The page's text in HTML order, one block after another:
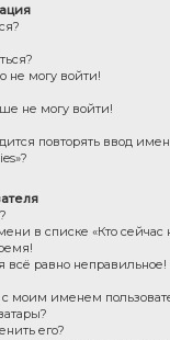
не могу войти!
не могу войти!
повторять ввод
в списке «Кто сейчас
всё равно неправильное!
моим именем
его?